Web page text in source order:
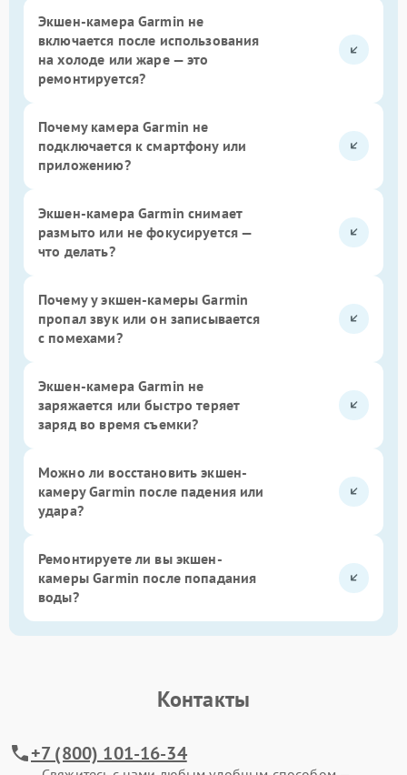
Экшен-камера Garmin не
включается после использования
на холоде или жаре — это
ремонтируется?
Почему камера Garmin не
подключается к смартфону или
приложению?
Экшен-камера Garmin снимает
размыто или не фокусируется —
что делать?
Почему у экшен-камеры Garmin
пропал звук или он записывается
с помехами?
Экшен-камера Garmin не
заряжается или быстро теряет
заряд во время съемки?
Можно ли восстановить экшен-
камеру Garmin после падения или
удара?
Ремонтируете ли вы экшен-
камеры Garmin после попадания
воды?
Контакты
+7 (800) 101-16-34